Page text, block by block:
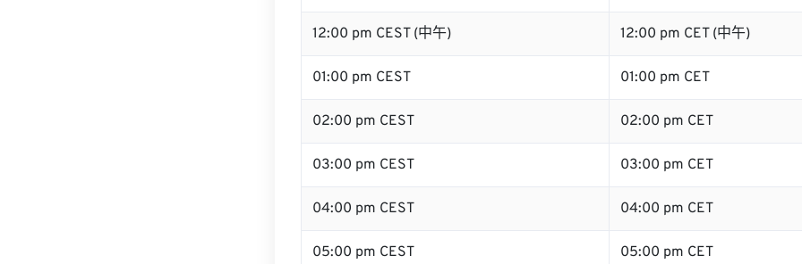
12:00 pm CEST (中午) 12:00 pm CET (中午)
01:00 pm CEST 01:00 pm CET
02:00 pm CEST 02:00 pm CET
03:00 pm CEST 03:00 pm CET
04:00 pm CEST 04:00 pm CET
05:00 pm CEST 05:00 pm CET